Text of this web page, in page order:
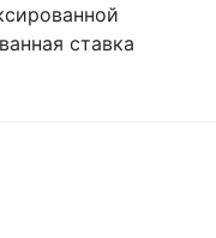
ставка